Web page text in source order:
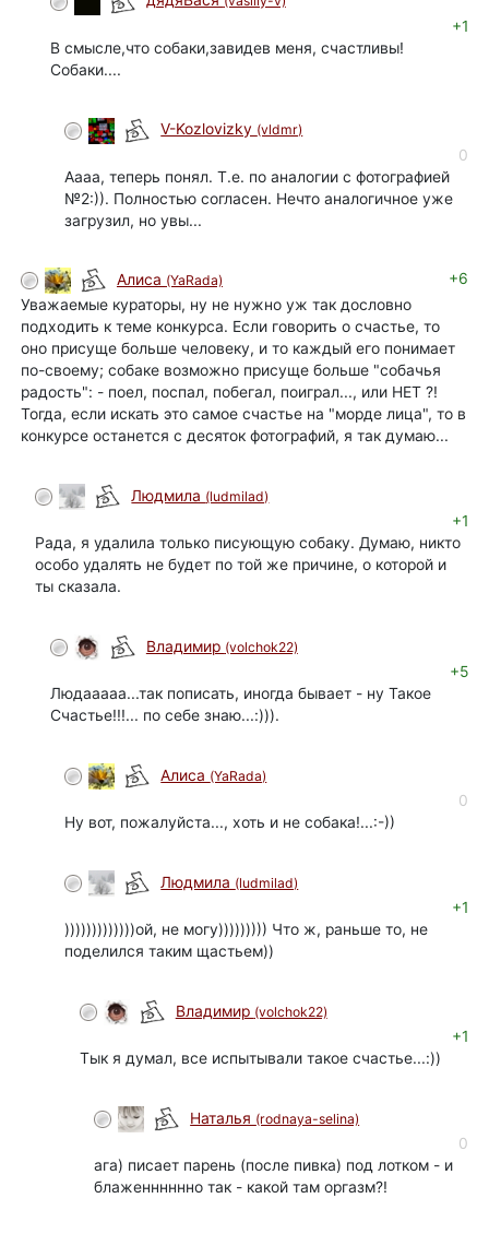
+1
В смысле,что собаки,завидев меня, счастливы!
Собаки....
V-Kozlovizky (vldmr)
0
Аааа, теперь понял. Т.е. по аналогии с фотографией
№2:)). Полностью согласен. Нечто аналогичное уже
загрузил, но увы...
Алиса (YaRada)
+6
Уважаемые кураторы, ну не нужно уж так дословно
подходить к теме конкурса. Если говорить о счастье, то
оно присуще больше человеку, и то каждый его понимает
по-своему; собаке возможно присуще больше "собачья
радость": - поел, поспал, побегал, поиграл..., или НЕТ ?!
Тогда, если искать это самое счастье на "морде лица", то в
конкурсе останется с десяток фотографий, я так думаю...
Людмила (ludmilad)
+1
Рада, я удалила только писующую собаку. Думаю, никто
особо удалять не будет по той же причине, о которой и
ты сказала.
Владимир (volchok22)
+5
Людааааа...так пописать, иногда бывает - ну Такое
Счастье!!!... по себе знаю...:))).
Алиса (YaRada)
0
Ну вот, пожалуйста..., хоть и не собака!...:-))
Людмила (ludmilad)
+1
)))))))))))))ой, не могу))))))))) Что ж, раньше то, не
поделился таким щастьем))
Владимир (volchok22)
+1
Тык я думал, все испытывали такое счастье...:))
Наталья (rodnaya-selina)
0
ага) писает парень (после пивка) под лотком - и
блаженннннно так - какой там оргазм?!